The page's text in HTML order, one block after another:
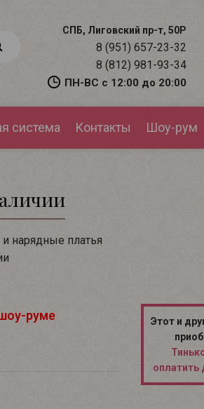
СПБ, Лиговский пр-т, 50Р
8 (951) 657-23-32
8 (812) 981-93-34
ПН-ВС с 12:00 до 20:00
система Контакты Шоу-рум
нарядные платья
руме
Этот и
оплатить